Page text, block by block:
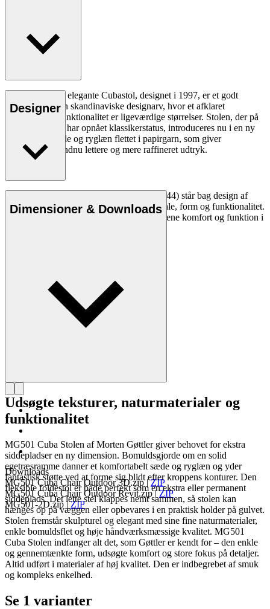
Morten Gøttlers elegante Cubastol, designet i 1997, er et godt
eksempel på den skandinaviske designarv, hvor et afklaret
formsprog og funktionalitet er ligeværdige størrelser. Stolen, der på
blot et par årtier har opnået klassikerstatus, introduceres nu i en ny
variant med sæde og ryglæn flettet i papirgarn, som giver
Cubastolen et endnu lettere og mere raffineret udtryk.
Designer
Den danske designer Morten Gøttler (f. 1944) står bag design af
møbler med en særlig forståelse for materiale, form og funktionalitet.
Gennem sin karriere har han formået at forene komfort og funktion i
Dimensioner & Downloads
Downloads
MG501 Cuba Chair Outdoor 3D.zip|ZIP
MG501 Cuba Chair Outdoor Revit.zip|ZIP
MG501-2D.zip|ZIP
Udsøgte teksturer, naturmaterialer og
funktionalitet
MG501 Cuba Stolen af Morten Gøttler giver behovet for ekstra
siddepladser en ny dimension. Bomuldsgjorde om en solid
egetræsramme danner et komfortabelt sæde og ryglæn og yder
fantastisk støtte ved at forme sig blidt efter kroppens konturer. Den
fleksible foldestol er både perfekt som en ekstra eller permanent
siddeplads. Det lette stel klappes nemt sammen, så stolen kan
hænges op på væggen eller opbevares i en praktisk holder på gulvet.
Stolen fremstår skulpturel og elegant med sine fine naturmaterialer,
enkle bomuldsflet og høje håndværksmæssige kvalitet. MG501
Cuba Stolen indfanger alt det, som Gøttler er kendt for – den enkle
og gennemtænkte form, udsøgte komfort og store fokus på detaljer.
Altid udført i materialer af høj kvalitet. Den er indbegrebet af smuk
og kompleks enkelhed.
Se 1 varianter